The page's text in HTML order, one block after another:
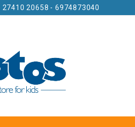
27410 20658 - 6974873040